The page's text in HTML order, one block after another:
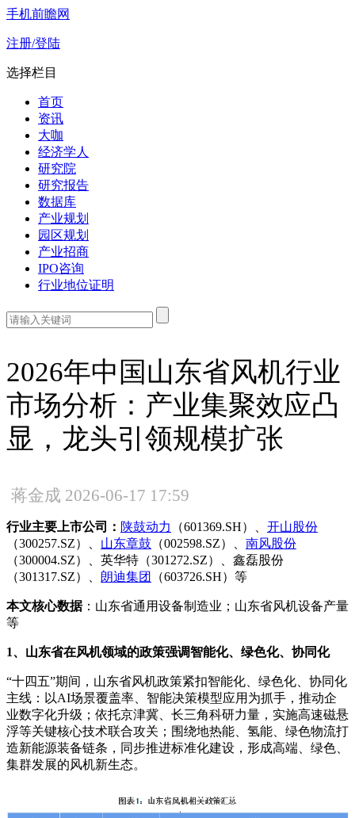
手机前瞻网
注册/登陆
选择栏目
首页
资讯
大咖
经济学人
研究院
研究报告
数据库
产业规划
园区规划
产业招商
IPO咨询
行业地位证明
2026年中国山东省风机行业
市场分析：产业集聚效应凸
显，龙头引领规模扩张
蒋金成 2026-06-17 17:59
行业主要上市公司： 陕鼓动力 （601369.SH）、 开山股份
（300257.SZ）、 山东章鼓 （002598.SZ）、 南风股份
（300004.SZ）、英华特（301272.SZ）、鑫磊股份
（301317.SZ）、 朗迪集团 （603726.SH）等
本文核心数据：山东省通用设备制造业；山东省风机设备产量
等
1、山东省在风机领域的政策强调智能化、绿色化、协同化
“十四五”期间，山东省风机政策紧扣智能化、绿色化、协同化
主线：以AI场景覆盖率、智能决策模型应用为抓手，推动企
业数字化升级；依托京津冀、长三角科研力量，实施高速磁悬
浮等关键核心技术联合攻关；围绕地热能、氢能、绿色物流打
造新能源装备链条，同步推进标准化建设，形成高端、绿色、
集群发展的风机新生态。